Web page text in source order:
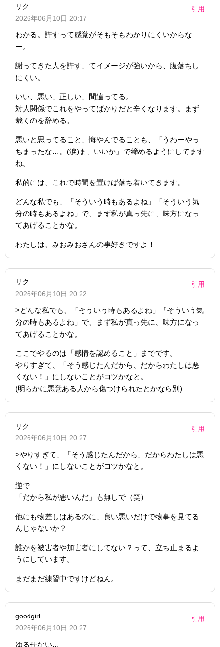
リク
2026年06月10日 20:17
引用
わかる。許すって感覚がそもそもわかりにくいからな
ー。
謝ってきた人を許す、てイメージが強いから、腹落ちし
にくい。
いい、悪い、正しい、間違ってる。
対人関係でこれをやってばかりだと辛くなります。まず
裁くのを辞める。
悪いと思ってること、悔やんでることも、「うわーやっ
ちまったな…。(涙)ま、いいか」で締めるようにしてます
ね。
私的には、これで時間を置けば落ち着いてきます。
どんな私でも、「そういう時もあるよね」「そういう気
分の時もあるよね」で、まず私が真っ先に、味方になっ
てあげることかな。
わたしは、みおみおさんの事好きですよ！
リク
2026年06月10日 20:22
引用
>どんな私でも、「そういう時もあるよね」「そういう気
分の時もあるよね」で、まず私が真っ先に、味方になっ
てあげることかな。
ここでやるのは「感情を認めること」までです。
やりすぎて、「そう感じたんだから、だからわたしは悪
くない！」にしないことがコツかなと。
(明らかに悪意ある人から傷つけられたとかなら別)
リク
2026年06月10日 20:27
引用
>やりすぎて、「そう感じたんだから、だからわたしは悪
くない！」にしないことがコツかなと。
逆で
「だから私が悪いんだ」も無しで（笑）
他にも物差しはあるのに、良い悪いだけで物事を見てる
んじゃないか？
誰かを被害者や加害者にしてない？って、立ち止まるよ
うにしています。
まだまだ練習中ですけどねん。
goodgirl
2026年06月10日 20:27
引用
ゆるせない…